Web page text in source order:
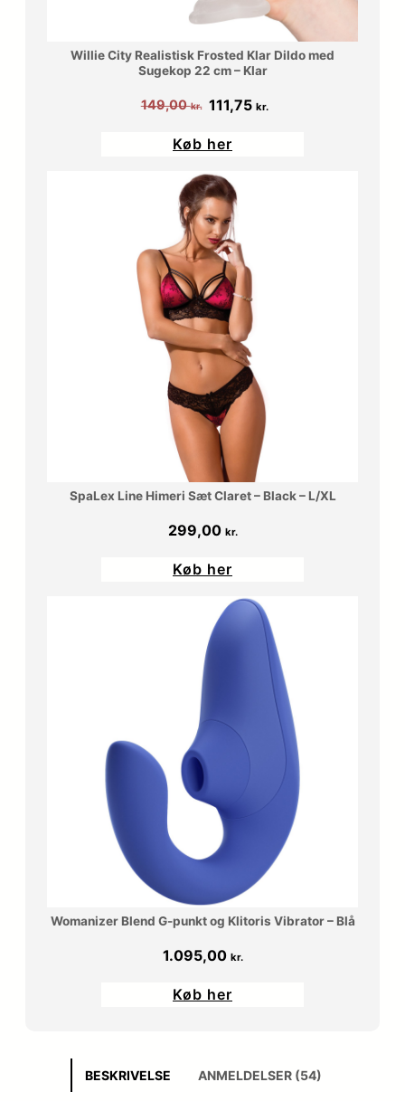
Willie City Realistisk Frosted Klar Dildo med
Sugekop 22 cm – Klar
149,00kr.
Den
pris
var:
149,00 kr..
111,75 kr.
Køb her
SpaLex Line Himeri Sæt Claret – Black – L/XL
299,00 kr.
Køb her
Womanizer Blend G-punkt og Klitoris Vibrator – Blå
1.095,00 kr.
Køb her
BESKRIVELSE ANMELDELSER (54)